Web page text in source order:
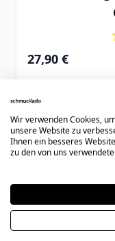
27,90 €
4Artikel
Wir verwenden Cookies,
unsere Website zu
Ihnen ein besseres
zu den von uns